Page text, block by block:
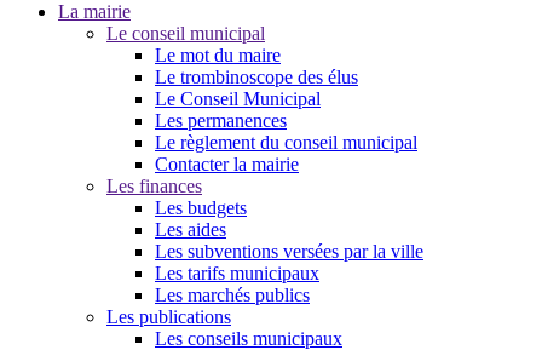
La mairie
Le conseil municipal
Le mot du maire
Le trombinoscope des élus
Le Conseil Municipal
Les permanences
Le règlement du conseil municipal
Contacter la mairie
Les finances
Les budgets
Les aides
Les subventions versées par la ville
Les tarifs municipaux
Les marchés publics
Les publications
Les conseils municipaux